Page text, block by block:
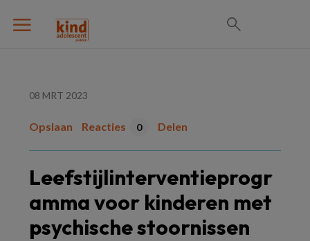
08 MRT 2023
Opslaan Reacties 0 Delen
Leefstijlinterventieprogr
amma voor kinderen met
psychische stoornissen